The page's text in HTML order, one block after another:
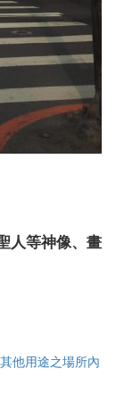
人等神像、畫
他用途之場所內